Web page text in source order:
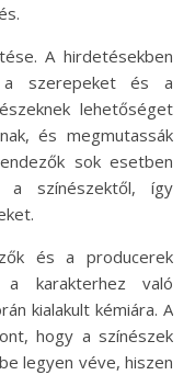
A hirdetésekben
a szerepeket és a
lehetőséget
és megmutassák
sok esetben
a színészektől, így
és a producerek
karakterhez való
kialakult kémiára. A
hogy a színészek
legyen véve, hiszen